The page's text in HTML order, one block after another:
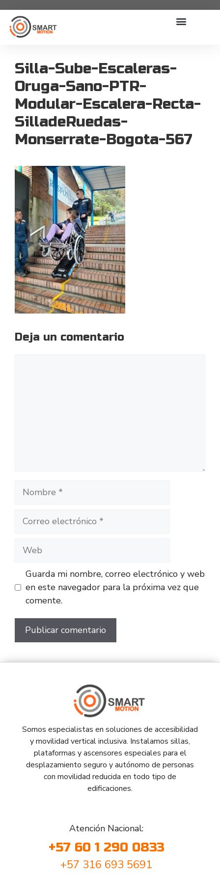
Silla-Sube-Escaleras-
Oruga-Sano-PTR-
Modular-Escalera-Recta-
SilladeRuedas-
Monserrate-Bogota-567
Deja un comentario
Guarda mi nombre, correo electrónico y web
en este navegador para la próxima vez que
comente.
Somos especialistas en soluciones de accesibilidad
y movilidad vertical inclusiva. Instalamos sillas,
plataformas y ascensores especiales para el
desplazamiento seguro y autónomo de personas
con movilidad reducida en todo tipo de
edificaciones.
Atención Nacional:
+57 60 1 290 0833
+57 316 693 5691